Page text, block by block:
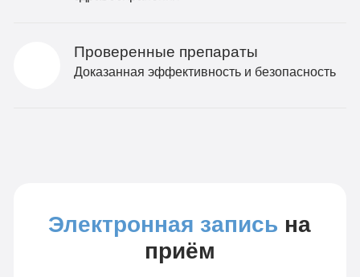
Проверенные препараты
Доказанная эффективность и безопасность
Электронная запись на
приём